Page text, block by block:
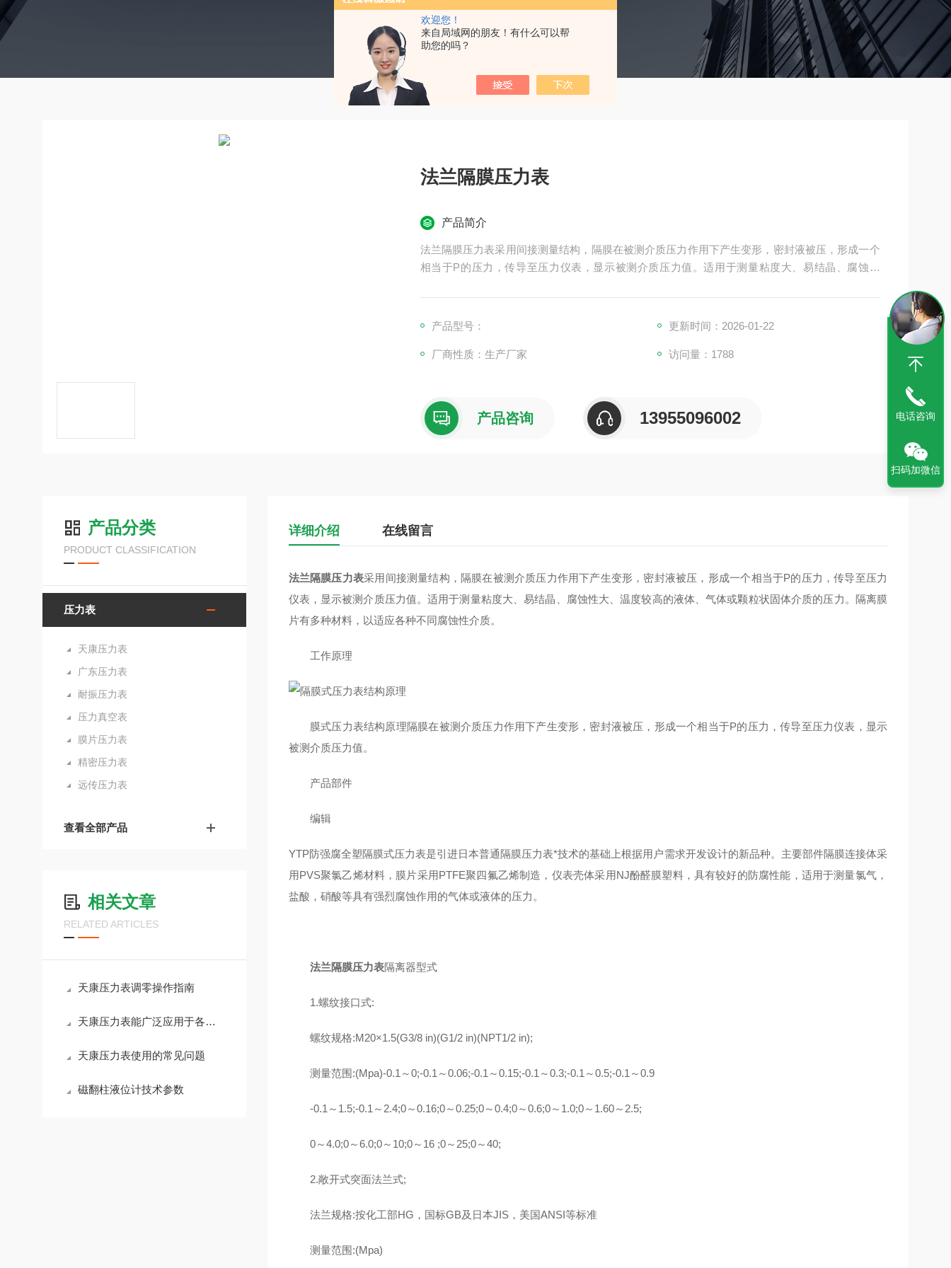
欢迎您！
来自局域网的朋友！有什么可以帮
助您的吗？
法兰隔膜压力表
产品简介
法兰隔膜压力表采用间接测量结构，隔膜在被测介质压力作用下产生变形，密封液被压，形成一个
相当于P的压力，传导至压力仪表，显示被测介质压力值。适用于测量粘度大、易结晶、腐蚀性
产品型号：
更新时间：2026-01-22
厂商性质：生产厂家 访问量：1788
产品咨询 13955096002
产品分类
PRODUCT CLASSIFICATION
压力表
天康压力表
广东压力表
耐振压力表
压力真空表
膜片压力表
精密压力表
远传压力表
查看全部产品
相关文章
RELATED ARTICLES
天康压力表调零操作指南
天康压力表能广泛应用于各行各业中
天康压力表使用的常见问题
磁翻柱液位计技术参数
详细介绍 在线留言
法兰隔膜压力表采用间接测量结构，隔膜在被测介质压力作用下产生变形，密封液被压，形成一个相当于P的压力，传导至压力
仪表，显示被测介质压力值。适用于测量粘度大、易结晶、腐蚀性大、温度较高的液体、气体或颗粒状固体介质的压力。隔离膜
片有多种材料，以适应各种不同腐蚀性介质。
工作原理
膜式压力表结构原理隔膜在被测介质压力作用下产生变形，密封液被压，形成一个相当于P的压力，传导至压力仪表，显示
被测介质压力值。
产品部件
编辑
YTP防强腐全塑隔膜式压力表是引进日本普通隔膜压力表*技术的基础上根据用户需求开发设计的新品种。主要部件隔膜连接体采
用PVS聚氯乙烯材料，膜片采用PTFE聚四氟乙烯制造，仪表壳体采用NJ酚醛膜塑料，具有较好的防腐性能，适用于测量氯气，
盐酸，硝酸等具有强烈腐蚀作用的气体或液体的压力。
法兰隔膜压力表隔离器型式
1.螺纹接口式:
螺纹规格:M20×1.5(G3/8 in)(G1/2 in)(NPT1/2 in);
测量范围:(Mpa)-0.1～0;-0.1～0.06;-0.1～0.15;-0.1～0.3;-0.1～0.5;-0.1～0.9
-0.1～1.5;-0.1～2.4;0～0.16;0～0.25;0～0.4;0～0.6;0～1.0;0～1.60～2.5;
0～4.0;0～6.0;0～10;0～16 ;0～25;0～40;
2.敞开式突面法兰式;
法兰规格:按化工部HG，国标GB及日本JIS，美国ANSI等标准
测量范围:(Mpa)
电话咨询
扫码加微信